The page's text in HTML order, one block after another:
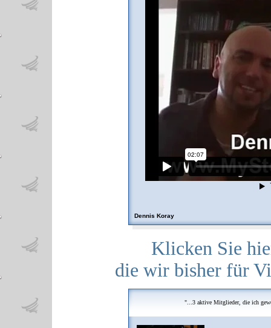
Dennis Koray
Klicken Sie
die wir bisher für
"...3 aktive Mitglieder, die ich